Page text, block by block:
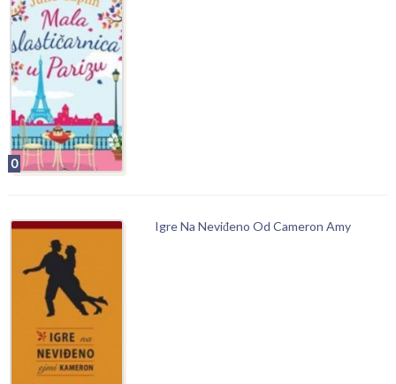
0
Igre Na Neviđeno Od Cameron Amy